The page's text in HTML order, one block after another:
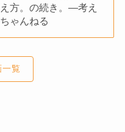
方。の続き。—考え
ゃんねる
一覧